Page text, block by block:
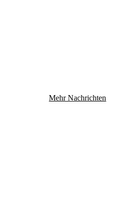
Mehr Nachrichten